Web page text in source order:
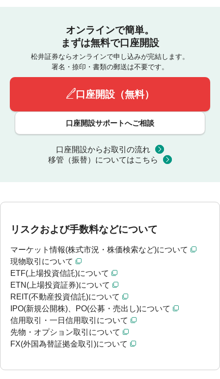
オンラインで簡単。
まずは無料で口座開設
松井証券ならオンラインで申し込みが完結します。
署名・捺印・書類の郵送は不要です。
口座開設（無料）
口座開設サポートへご相談
口座開設からお取引の流れ
移管（振替）についてはこちら
リスクおよび手数料などについて
マーケット情報(株式市況・株価検索など)について
現物取引について
ETF(上場投資信託)について
ETN(上場投資証券)について
REIT(不動産投資信託)について
IPO(新規公開株)、PO(公募・売出し)について
信用取引・一日信用取引について
先物・オプション取引について
FX(外国為替証拠金取引)について